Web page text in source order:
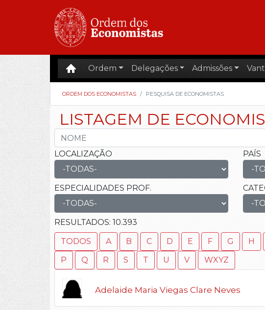
Ordem Delegações Admissões
ORDEM DOS ECONOMISTAS PESQUISA DE ECONOMISTAS
LISTAGEM DE
LOCALIZAÇÃO PAÍS
ESPECIALIDADES PROF.
RESULTADOS: 10.393
TODOS A B C D E F G H
P
Q R S T U V WXYZ
Adelaide Maria Viegas Clare Neves